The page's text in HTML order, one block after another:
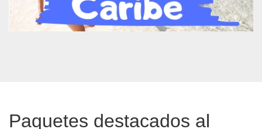
Paquetes destacados al